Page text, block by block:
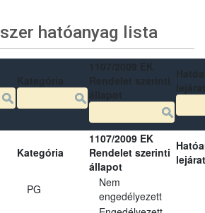
hatóanyag lista
Kategória
1107/2009 EK
Rendelet szerinti
állapot
PG
Nem
engedélyezett